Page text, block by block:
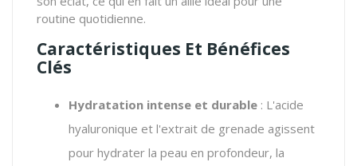
routine quotidienne.
Caractéristiques Et Bénéfices
Clés
Hydratation intense et durable : L'acide
hyaluronique et l'extrait de grenade agissent
pour hydrater la peau en profondeur, la